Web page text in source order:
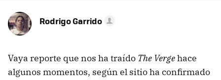
Rodrigo Garrido
Vaya reporte que nos ha traído The Vergehace
algunos momentos, según el sitio ha confirmado